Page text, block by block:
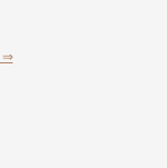
⇒